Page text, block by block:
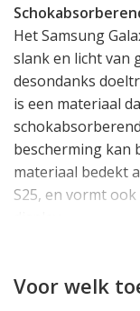
Het Samsung
slank en licht van
desondanks
is een materiaal
bescherming kan
materiaal bedekt
S25, en vormt
De Guess case
Voor welk